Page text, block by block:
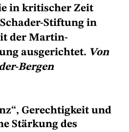
in kritischer Zeit
Stiftung in
der Martin-
ausgerichtet. Von
Bergen
Gerechtigkeit und
Stärkung des